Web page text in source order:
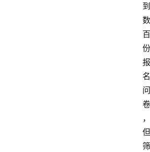
到
数
百
份
报
名
问
卷
，
但
筛